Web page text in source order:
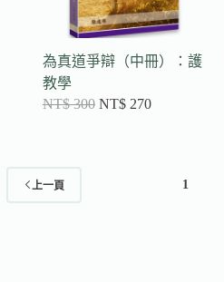
為真道爭辯（中冊）：護
教學
NT$300 NT$270
上一頁 1